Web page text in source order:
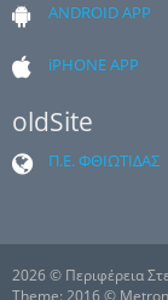
ANDROID APP
iPHONE APP
oldSite
Π.Ε. ΦΘΙΩΤΙΔΑΣ
2026 © Περιφέρεια
Theme: 2016 ©